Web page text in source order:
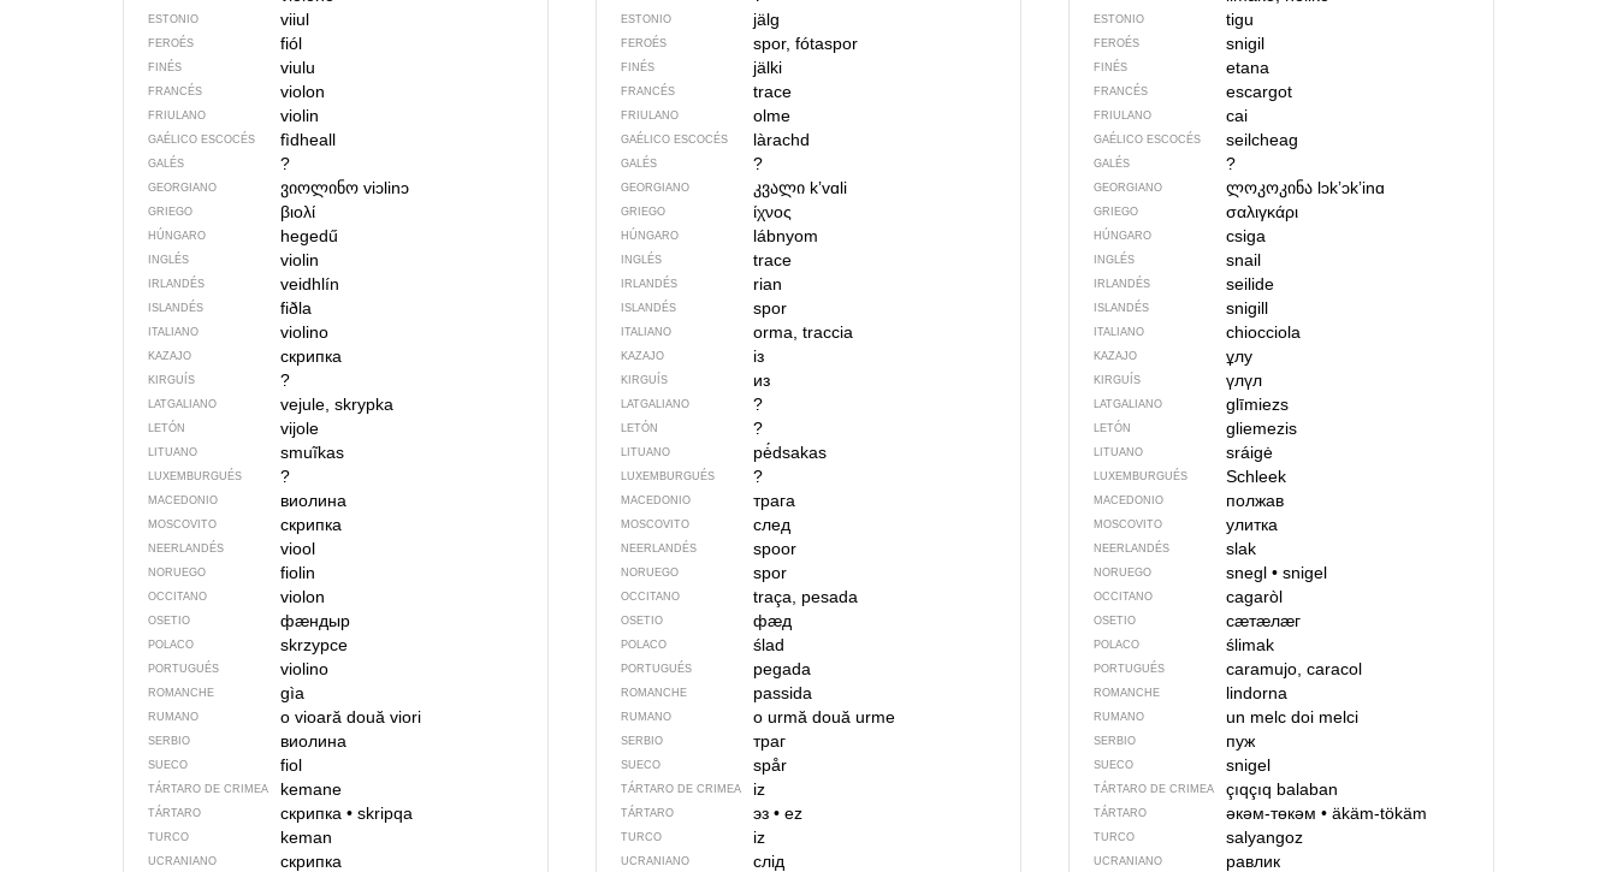
ESTONIO viiul
FEROÉS fiól
FINÉS viulu
FRANCÉS violon
FRIULANO violin
GAÉLICO ESCOCÉS fìdheall
GALÉS ?
GEORGIANO ვიოლინო viɔlinɔ
GRIEGO βιολί
HÚNGARO hegedű
INGLÉS violin
IRLANDÉS veidhlín
ISLANDÉS fiðla
ITALIANO violino
KAZAJO скрипка
KIRGUÍS ?
LATGALIANO vejule, skrypka
LETÓN vijole
LITUANO smuĩkas
LUXEMBURGUÉS ?
MACEDONIO виолина
MOSCOVITO скрипка
NEERLANDÉS viool
NORUEGO fiolin
OCCITANO violon
OSETIO фӕндыр
POLACO skrzypce
PORTUGUÉS violino
ROMANCHE gìa
RUMANO o vioară două viori
SERBIO виолина
SUECO fiol
TÁRTARO DE CRIMEA kemane
TÁRTARO скрипка •skripqa
TURCO keman
UCRANIANO скрипка
ESTONIO jälg
FEROÉS spor, fótaspor
FINÉS jälki
FRANCÉS trace
FRIULANO olme
GAÉLICO ESCOCÉS làrachd
GALÉS ?
GEORGIANO კვალი kʼvɑli
GRIEGO ίχνος
HÚNGARO lábnyom
INGLÉS trace
IRLANDÉS rian
ISLANDÉS spor
ITALIANO orma, traccia
KAZAJO із
KIRGUÍS из
LATGALIANO ?
LETÓN ?
LITUANO pė́dsakas
LUXEMBURGUÉS ?
MACEDONIO трага
MOSCOVITO след
NEERLANDÉS spoor
NORUEGO spor
OCCITANO traça, pesada
OSETIO фӕд
POLACO ślad
PORTUGUÉS pegada
ROMANCHE passida
RUMANO o urmă două urme
SERBIO траг
SUECO spår
TÁRTARO DE CRIMEA iz
TÁRTARO эз • ez
TURCO iz
UCRANIANO слід
ESTONIO tigu
FEROÉS snigil
FINÉS etana
FRANCÉS escargot
FRIULANO cai
GAÉLICO ESCOCÉS seilcheag
GALÉS ?
GEORGIANO ლოკოკინა lɔkʼɔkʼinɑ
GRIEGO σαλιγκάρι
HÚNGARO csiga
INGLÉS snail
IRLANDÉS seilide
ISLANDÉS snigill
ITALIANO chiocciola
KAZAJO ұлу
KIRGUÍS үлүл
LATGALIANO glīmiezs
LETÓN gliemezis
LITUANO sráigė
LUXEMBURGUÉS Schleek
MACEDONIO полжав
MOSCOVITO улитка
NEERLANDÉS slak
NORUEGO snegl• snigel
OCCITANO cagaròl
OSETIO сӕтӕлӕг
POLACO ślimak
PORTUGUÉS caramujo, caracol
ROMANCHE lindorna
RUMANO un melcdoi melci
SERBIO пуж
SUECO snigel
TÁRTARO DE CRIMEA çıqçıq balaban
TÁRTARO әкәм-төкәм• äkäm-tökäm
TURCO salyangoz
UCRANIANO равлик